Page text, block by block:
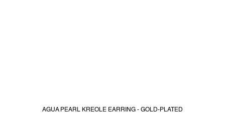
AGUA PEARL KREOLE EARRING - GOLD-PLATED